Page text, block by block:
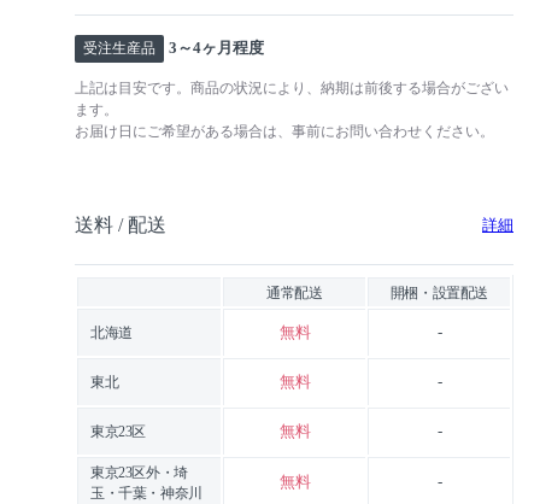
受注生産品 3～4ヶ月程度
上記は目安です。商品の状況により、納期は前後する場合がござい
ます。
お届け日にご希望がある場合は、事前にお問い合わせください。
送料 / 配送 詳細
通常配送 開梱・設置配送
北海道 無料 -
東北 無料 -
東京23区 無料 -
東京23区外・埼
玉・千葉・神奈川
無料 -